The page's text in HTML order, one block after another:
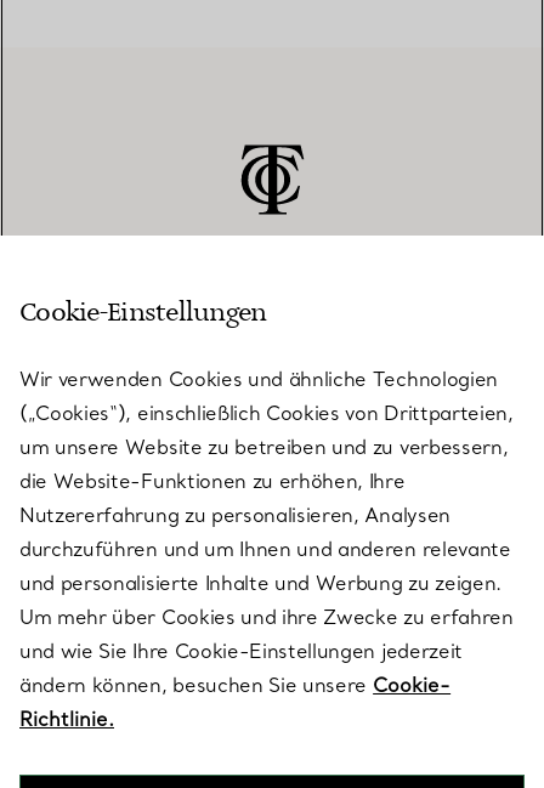
KUNDENSERVICE
SERVICES
ÜBER TIFFANY & CO.
RECHTLICHE HINWEISE
FOLGEN SIE UNS
Cookie-Einstellungen
Wir verwenden Cookies und ähnliche Technologien
(„Cookies“), einschließlich Cookies von Drittparteien,
um unsere Website zu betreiben und zu verbessern,
die Website-Funktionen zu erhöhen, Ihre
Nutzererfahrung zu personalisieren, Analysen
durchzuführen und um Ihnen und anderen relevante
und personalisierte Inhalte und Werbung zu zeigen.
Um mehr über Cookies und ihre Zwecke zu erfahren
und wie Sie Ihre Cookie-Einstellungen jederzeit
ändern können, besuchen Sie unsere Cookie-
Richtlinie.